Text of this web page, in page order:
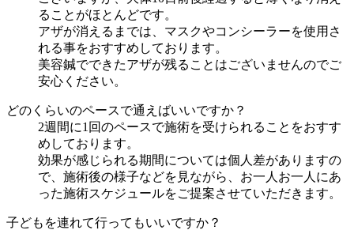
ることがほとんどです。
アザが消えるまでは、マスクやコンシーラーを使用さ
れる事をおすすめしております。
美容鍼でできたアザが残ることはございませんのでご
安心ください。
どのくらいのペースで通えばいいですか？
2週間に1回のペースで施術を受けられることをおすす
めしております。
効果が感じられる期間については個人差がありますの
で、施術後の様子などを見ながら、お一人お一人にあ
った施術スケジュールをご提案させていただきます。
子どもを連れて行ってもいいですか？